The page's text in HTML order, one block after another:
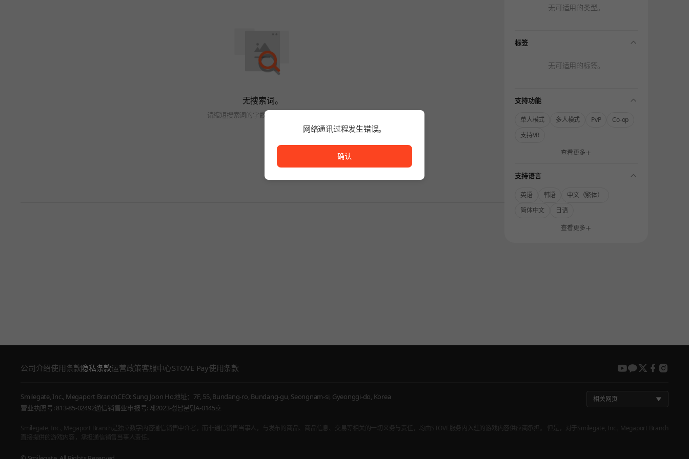
无搜索词。
请缩短搜索词的字数或变更筛选条件。
无可适用的类型。
标签 folding
无可适用的标签。
支持功能 folding
单人模式 多人模式 PvP
Co-op
支持VR
查看更多
支持语言 folding
英语 韩语
中文（繁体）
简体中文
日语
查看更多
公司介绍使用条款隐私条款运营政策客服中心STOVE Pay使用条款 youtube
kakao
twitter
Smilegate, Inc., Megaport BranchCEO: Sung Joon Ho地址：7F, 55, Bundang-ro, Bundang-gu, Seongnam-si, Gyeonggi-do, Korea
营业执照号: 813-85-02492通信销售业申报号: 제2023-성남분당A-0145호
相关网页
Smilegate, Inc., Megaport Branch是独立数字内容通信销售中介者，而非通信销售当事人，与发布的商品、商品信息、交易等相关的一切义务与责任，均由STOVE服务内入驻的游戏内容供应商承担。 但是，对于Smilegate, Inc., Megaport Branch
直接提供的游戏内容，承担通信销售当事人责任。
网络通讯过程发生错误。
确认